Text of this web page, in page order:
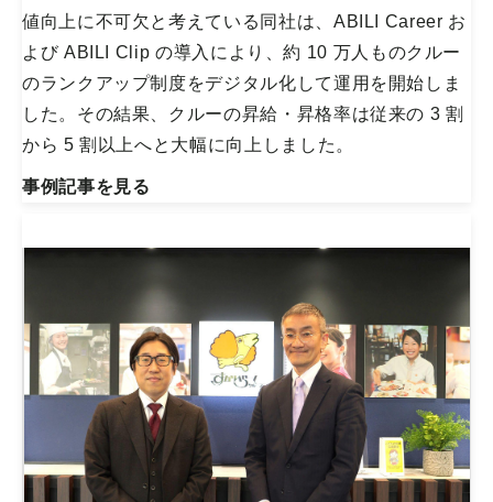
値向上に不可欠と考えている同社は、ABILI Career お
よび ABILI Clip の導入により、約 10 万人ものクルー
のランクアップ制度をデジタル化して運用を開始しま
した。その結果、クルーの昇給・昇格率は従来の 3 割
から 5 割以上へと大幅に向上しました。
事例記事を見る